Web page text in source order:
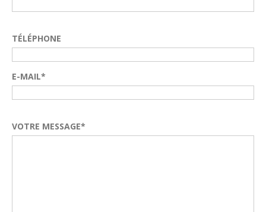
TÉLÉPHONE
E-MAIL*
VOTRE MESSAGE*